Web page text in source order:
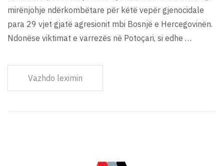
mirënjohje ndërkombëtare për këtë vepër gjenocidale
para 29 vjet gjatë agresionit mbi Bosnjë e Hercegovinën.
Ndonëse viktimat e varrezës në Potoçari, si edhe …
Vazhdo leximin